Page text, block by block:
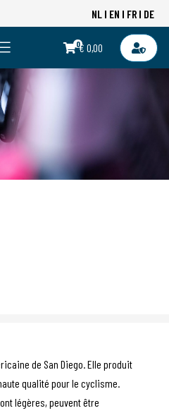
NL EN FR DE
0€ 0,00
de San Diego. Elle produit
qualité pour le cyclisme.
légères, peuvent être